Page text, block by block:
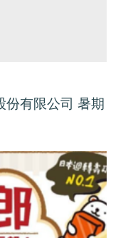
份有限公司 暑期